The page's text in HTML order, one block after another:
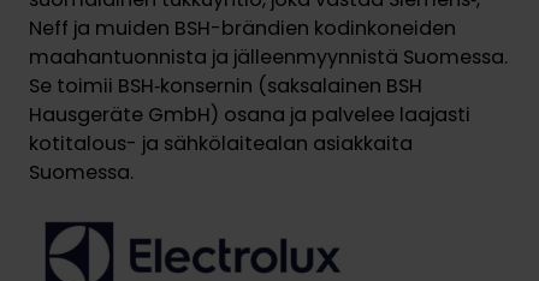
Neff ja muiden BSH-brändien kodinkoneiden
maahantuonnista ja jälleenmyynnistä Suomessa.
Se toimii BSH‑konsernin (saksalainen BSH
Hausgeräte GmbH) osana ja palvelee laajasti
kotitalous- ja sähkölaitealan asiakkaita
Suomessa.